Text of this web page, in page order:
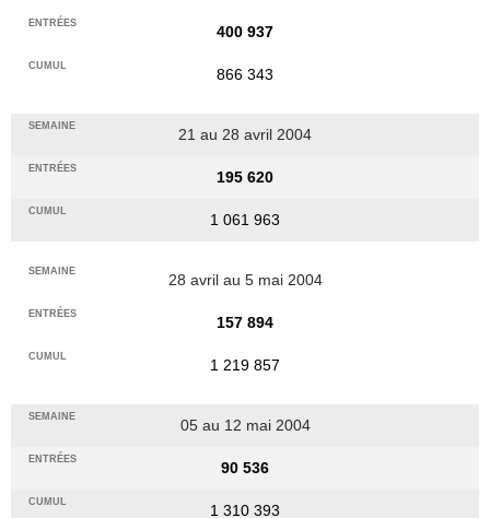
400 937
866 343
21 au 28 avril 2004
195 620
1 061 963
28 avril au 5 mai 2004
157 894
1 219 857
05 au 12 mai 2004
90 536
1 310 393